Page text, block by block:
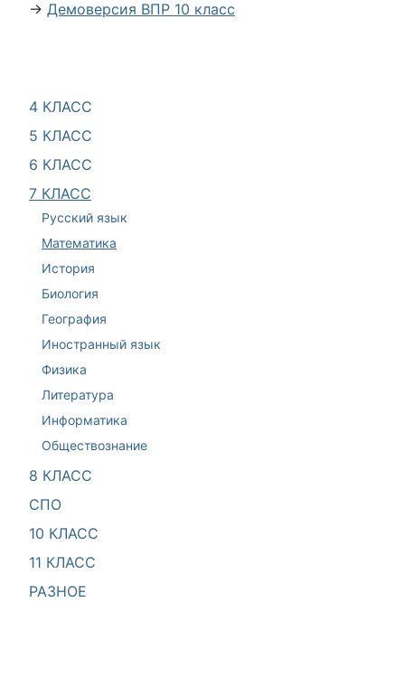
4 КЛАСС
5 КЛАСС
6 КЛАСС
7 КЛАСС
Русский язык
Математика
История
Биология
География
Иностранный язык
Физика
Литература
Информатика
Обществознание
8 КЛАСС
СПО
10 КЛАСС
11 КЛАСС
РАЗНОЕ
→ Демоверсия ВПР 10 класс